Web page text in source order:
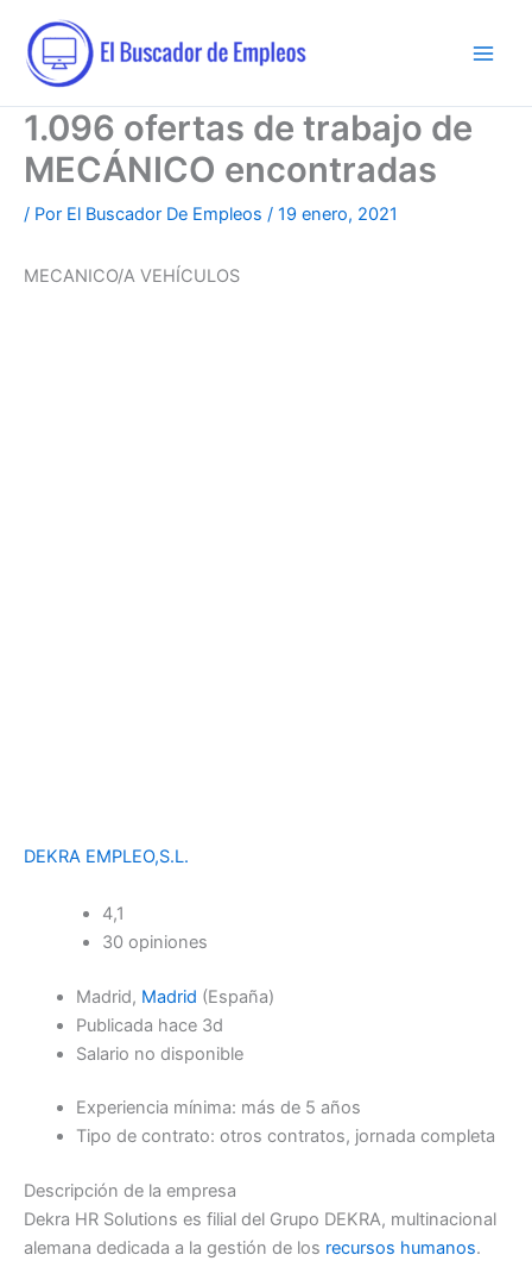
contenido
1.096 ofertas de trabajo de
MECÁNICO encontradas
/ Por El Buscador De Empleos / 19 enero, 2021
MECANICO/A VEHÍCULOS
DEKRA EMPLEO,S.L.
4,1
30 opiniones
Madrid, Madrid (España)
Publicada hace 3d
Salario no disponible
Experiencia mínima: más de 5 años
Tipo de contrato: otros contratos, jornada completa
Descripción de la empresa
Dekra HR Solutions es filial del Grupo DEKRA, multinacional
alemana dedicada a la gestión de los recursos humanos.